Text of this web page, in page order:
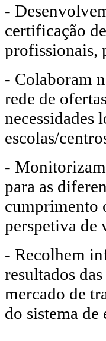
-
certificação
profissionais,
- Colaboram
rede de
necessidades
escolas/
- Monitorizam
para as
cumprimento
perspetiva de
- Recolhem
resultados
mercado de
do sistema de